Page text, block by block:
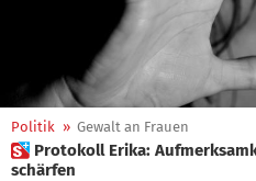
Politik » Gewalt an Frauen
 Protokoll Erika: Aufmerksamkeit gegenüber Gewaltdelikten
schärfen